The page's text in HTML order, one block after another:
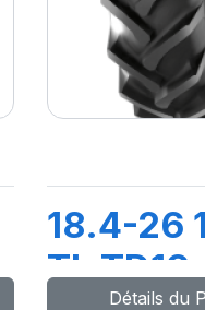
18.4-26
TL TD19
Détails du